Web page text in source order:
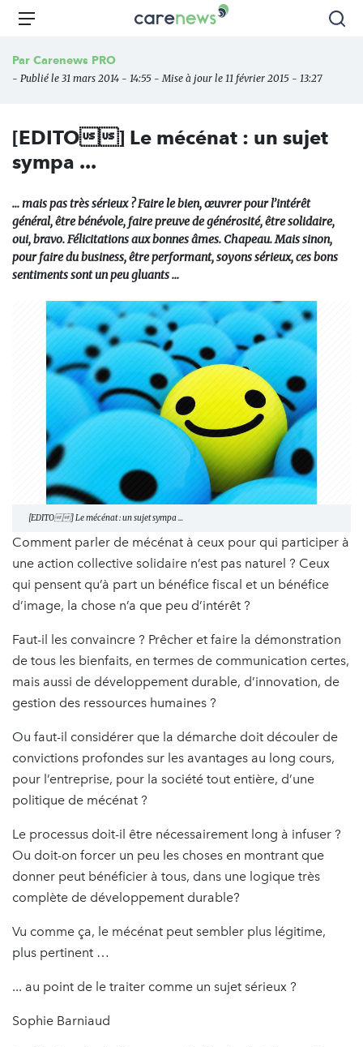
Aller
principal
Carenews,
des
l'engagement
Menu
Par Carenews PRO
- Publié le 31 mars 2014 - 14:55 - Mise à jour le 11 février 2015 - 13:27
[EDITO] Le mécénat : un sujet
sympa ...
... mais pas très sérieux ? Faire le bien, œuvrer pour l’intérêt
général, être bénévole, faire preuve de générosité, être solidaire,
oui, bravo. Félicitations aux bonnes âmes. Chapeau. Mais sinon,
pour faire du business, être performant, soyons sérieux, ces bons
sentiments sont un peu gluants …
[EDITO] Le mécénat : un sujet sympa ...
Comment parler de mécénat à ceux pour qui participer à
une action collective solidaire n’est pas naturel ? Ceux
qui pensent qu’à part un bénéfice fiscal et un bénéfice
d’image, la chose n’a que peu d’intérêt ?
Faut-il les convaincre ? Prêcher et faire la démonstration
de tous les bienfaits, en termes de communication certes,
mais aussi de développement durable, d’innovation, de
gestion des ressources humaines ?
Ou faut-il considérer que la démarche doit découler de
convictions profondes sur les avantages au long cours,
pour l’entreprise, pour la société tout entière, d’une
politique de mécénat ?
Le processus doit-il être nécessairement long à infuser ?
Ou doit-on forcer un peu les choses en montrant que
donner peut bénéficier à tous, dans une logique très
complète de développement durable?
Vu comme ça, le mécénat peut sembler plus légitime,
plus pertinent …
... au point de le traiter comme un sujet sérieux ?
Sophie Barniaud